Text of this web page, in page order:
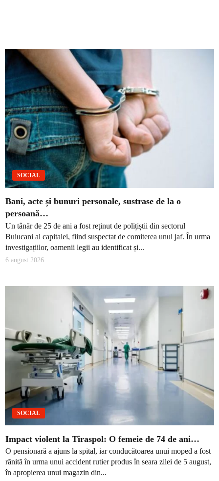
SOCIAL
Bani, acte și bunuri personale, sustrase de la o
persoană…
Un tânăr de 25 de ani a fost reținut de polițiștii din sectorul
Buiucani al capitalei, fiind suspectat de comiterea unui jaf. În urma
investigațiilor, oamenii legii au identificat și...
6 august 2026
SOCIAL
Impact violent la Tiraspol: O femeie de 74 de ani…
O pensionară a ajuns la spital, iar conducătoarea unui moped a fost
rănită în urma unui accident rutier produs în seara zilei de 5 august,
în apropierea unui magazin din...